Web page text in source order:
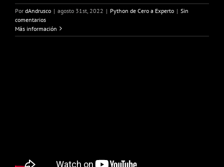
Por dAndrusco | agosto 31st, 2022 | Python de Cero a Experto | Sin
comentarios
Más información